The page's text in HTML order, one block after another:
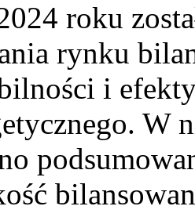
roku
rynku
i
W